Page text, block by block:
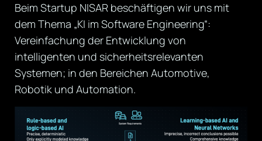
Beim Startup NISAR beschäftigen wir uns mit
dem Thema „KI im Software Engineering“:
Vereinfachung der Entwicklung von
intelligenten und sicherheitsrelevanten
Systemen; in den Bereichen Automotive,
Robotik und Automation.